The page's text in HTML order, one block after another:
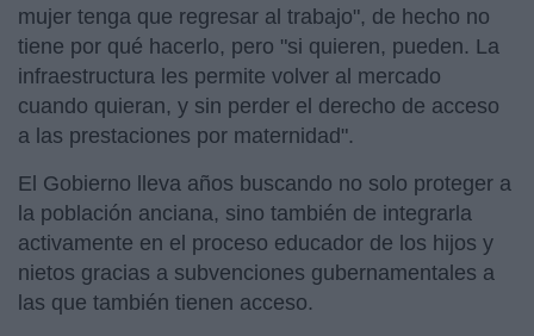
mujer tenga que regresar al trabajo", de hecho no
tiene por qué hacerlo, pero "si quieren, pueden. La
infraestructura les permite volver al mercado
cuando quieran, y sin perder el derecho de acceso
a las prestaciones por maternidad".
El Gobierno lleva años buscando no solo proteger a
la población anciana, sino también de integrarla
activamente en el proceso educador de los hijos y
nietos gracias a subvenciones gubernamentales a
las que también tienen acceso.